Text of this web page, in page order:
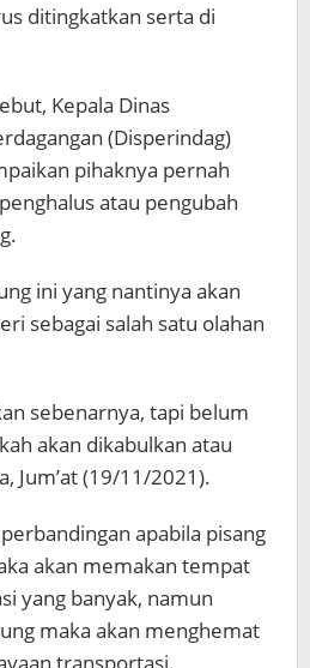
ditingkatkan serta di
Kepala Dinas
(Disperindag)
pihaknya pernah
atau pengubah
ini yang nantinya akan
sebagai salah satu olahan
sebenarnya, tapi belum
akan dikabulkan atau
Jum’at (19/11/2021).
apabila pisang
akan memakan tempat
yang banyak, namun
maka akan menghemat